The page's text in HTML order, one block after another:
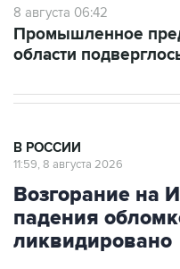
8 августа 06:42
Промышленное
области
В РОССИИ
11:59, 8 августа 2026
Возгорание на
падения
ликвидировано